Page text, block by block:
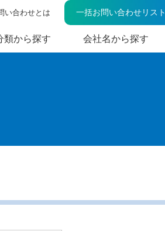
い合わせとは 一括お問い合わせリスト
類から探す 会社名から探す